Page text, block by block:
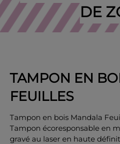
DE
TAMPON EN
FEUILLES
Tampon en bois Mandala
Tampon écoresponsable en
gravé au laser en haute